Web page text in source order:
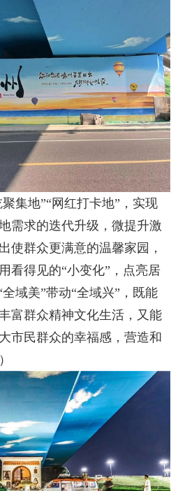
集地”“网红打卡地”，实现
需求的迭代升级，微提升激
使群众更满意的温馨家园，
看得见的“小变化”，点亮居
域美”带动“全域兴”，既能
富群众精神文化生活，又能
市民群众的幸福感，营造和